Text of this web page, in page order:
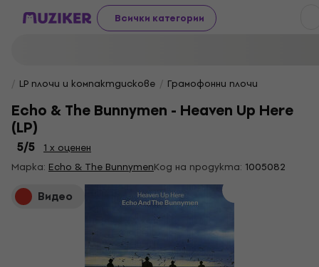
Всички категории
LP плочи и компактдискове Грамофонни плочи
Echo & The Bunnymen - Heaven Up Here
(LP)
5/5
1 x оценен
Марка: Echo & The BunnymenКод на продукта: 1005082
Видео